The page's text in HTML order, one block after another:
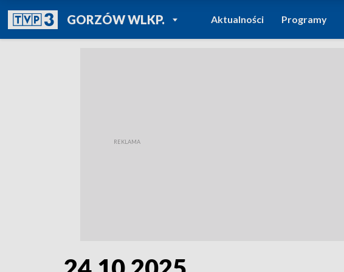
GORZÓW WLKP.POWRÓT DO
TVP REGIONY
Aktualności Programy